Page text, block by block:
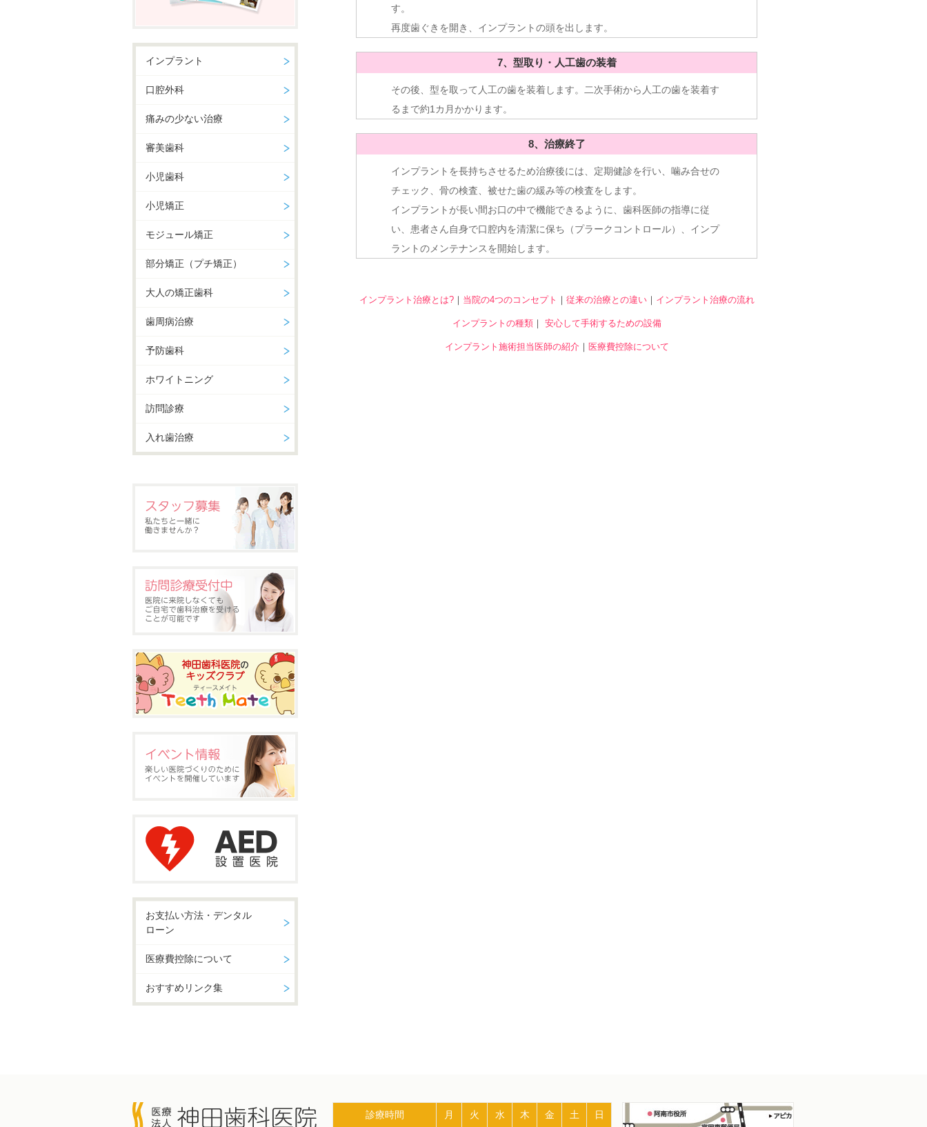
す。
再度歯ぐきを開き、インプラントの頭を出します。
7、型取り・人工歯の装着
その後、型を取って人工の歯を装着します。二次手術から人工の歯を装着す
るまで約1カ月かかります。
8、治療終了
インプラントを長持ちさせるため治療後には、定期健診を行い、噛み合せの
チェック、骨の検査、被せた歯の緩み等の検査をします。
インプラントが長い間お口の中で機能できるように、歯科医師の指導に従
い、患者さん自身で口腔内を清潔に保ち（プラークコントロール）、インプ
ラントのメンテナンスを開始します。
インプラント治療とは?｜ 当院の4つのコンセプト ｜ 従来の治療との違い｜ インプラント治療の流れ
インプラントの種類｜ 安心して手術するための設備
インプラント施術担当医師の紹介｜ 医療費控除について
インプラント
口腔外科
痛みの少ない治療
審美歯科
小児歯科
小児矯正
モジュール矯正
部分矯正（プチ矯正）
大人の矯正歯科
歯周病治療
予防歯科
ホワイトニング
訪問診療
入れ歯治療
お支払い方法・デンタル
ローン
医療費控除について
おすすめリンク集
診療時間 月 火 水 木 金 土 日